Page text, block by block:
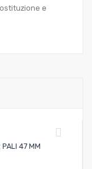
e
PALI 47 MM